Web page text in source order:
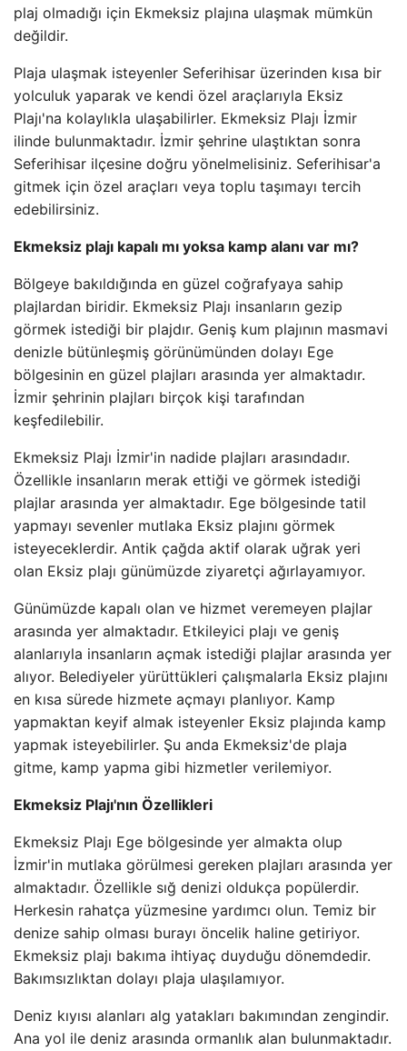
plaj olmadığı için Ekmeksiz plajına ulaşmak mümkün
değildir.
Plaja ulaşmak isteyenler Seferihisar üzerinden kısa bir
yolculuk yaparak ve kendi özel araçlarıyla Eksiz
Plajı'na kolaylıkla ulaşabilirler. Ekmeksiz Plajı İzmir
ilinde bulunmaktadır. İzmir şehrine ulaştıktan sonra
Seferihisar ilçesine doğru yönelmelisiniz. Seferihisar'a
gitmek için özel araçları veya toplu taşımayı tercih
edebilirsiniz.
Ekmeksiz plajı kapalı mı yoksa kamp alanı var mı?
Bölgeye bakıldığında en güzel coğrafyaya sahip
plajlardan biridir. Ekmeksiz Plajı insanların gezip
görmek istediği bir plajdır. Geniş kum plajının masmavi
denizle bütünleşmiş görünümünden dolayı Ege
bölgesinin en güzel plajları arasında yer almaktadır.
İzmir şehrinin plajları birçok kişi tarafından
keşfedilebilir.
Ekmeksiz Plajı İzmir'in nadide plajları arasındadır.
Özellikle insanların merak ettiği ve görmek istediği
plajlar arasında yer almaktadır. Ege bölgesinde tatil
yapmayı sevenler mutlaka Eksiz plajını görmek
isteyeceklerdir. Antik çağda aktif olarak uğrak yeri
olan Eksiz plajı günümüzde ziyaretçi ağırlayamıyor.
Günümüzde kapalı olan ve hizmet veremeyen plajlar
arasında yer almaktadır. Etkileyici plajı ve geniş
alanlarıyla insanların açmak istediği plajlar arasında yer
alıyor. Belediyeler yürüttükleri çalışmalarla Eksiz plajını
en kısa sürede hizmete açmayı planlıyor. Kamp
yapmaktan keyif almak isteyenler Eksiz plajında ​​kamp
yapmak isteyebilirler. Şu anda Ekmeksiz'de plaja
gitme, kamp yapma gibi hizmetler verilemiyor.
Ekmeksiz Plajı'nın Özellikleri
Ekmeksiz Plajı Ege bölgesinde yer almakta olup
İzmir'in mutlaka görülmesi gereken plajları arasında yer
almaktadır. Özellikle sığ denizi oldukça popülerdir.
Herkesin rahatça yüzmesine yardımcı olun. Temiz bir
denize sahip olması burayı öncelik haline getiriyor.
Ekmeksiz plajı bakıma ihtiyaç duyduğu dönemdedir.
Bakımsızlıktan dolayı plaja ulaşılamıyor.
Deniz kıyısı alanları alg yatakları bakımından zengindir.
Ana yol ile deniz arasında ormanlık alan bulunmaktadır.